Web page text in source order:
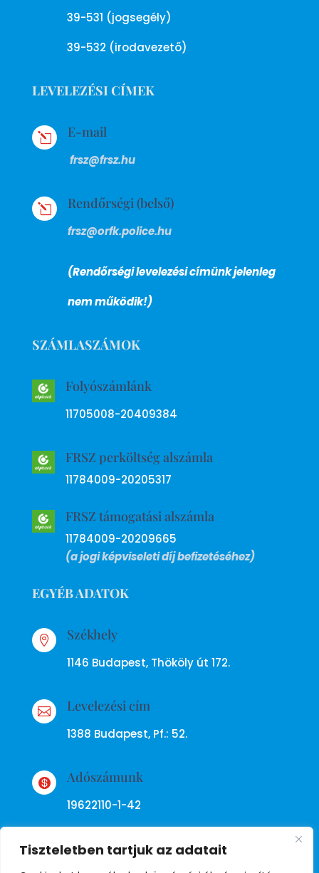
Tiszteletben tartjuk az adatait
39-531 (jogsegély)
39-532 (irodavezető)
LEVELEZÉSI CÍMEK
l E-mail
frsz@frsz.hu
l Rendőrségi (belső)
frsz@orfk.police.hu
(Rendőrségi levelezési címünk jelenleg
nem működik!)
SZÁMLASZÁMOK
Folyószámlánk
11705008-20409384
FRSZ perköltség alszámla
11784009-20205317
FRSZ támogatási alszámla
11784009-20209665
(a jogi képviseleti díj befizetéséhez)
EGYÉB ADATOK
 Székhely
1146 Budapest, Thököly út 172.
 Levelezési cím
1388 Budapest, Pf.: 52.
 Adószámunk
19622110-1-42